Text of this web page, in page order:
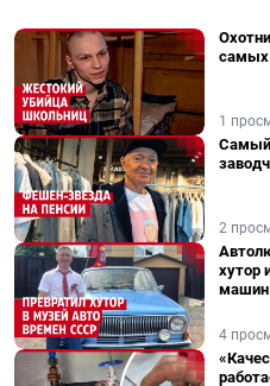
самых
1
Самый
2
хутор
машин
4